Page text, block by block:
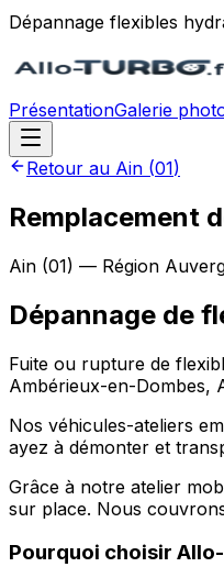
Dépannage flexibles
PrésentationGalerie
Retour au Ain (01)
Remplacement
Ain (01) — Région
Dépannage de
Fuite ou rupture de
Ambérieux-en-Dombes,
Nos véhicules-ateliers
ayez à démonter et
Grâce à notre atelier
sur place. Nous
Pourquoi choisir